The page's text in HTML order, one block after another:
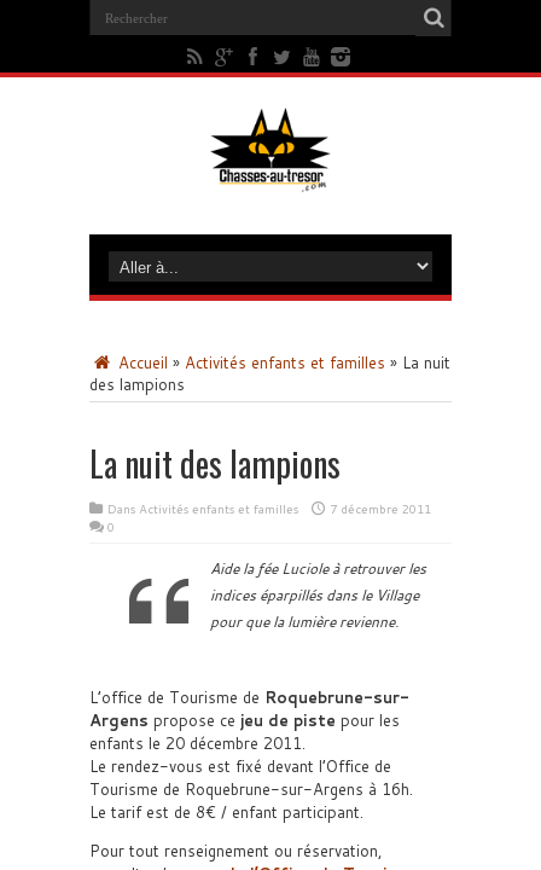
Accueil » Activités enfants et familles » La nuit
des lampions
La nuit des lampions
Dans Activités enfants et familles
7 décembre 2011
0
Aide la fée Luciole à retrouver les
indices éparpillés dans le Village
pour que la lumière revienne.
L’office de Tourisme de Roquebrune-sur-
Argens propose ce jeu de piste pour les
enfants le 20 décembre 2011.
Le rendez-vous est fixé devant l’Office de
Tourisme de Roquebrune-sur-Argens à 16h.
Le tarif est de 8€ / enfant participant.
Pour tout renseignement ou réservation,